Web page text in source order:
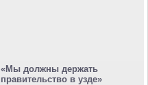
«Мы должны держать
правительство в узде»